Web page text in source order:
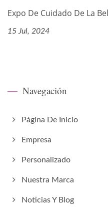
Expo De Cuidado De La
15 Jul, 2024
Navegación
Página De Inicio
Empresa
Personalizado
Nuestra Marca
Noticias Y Blog